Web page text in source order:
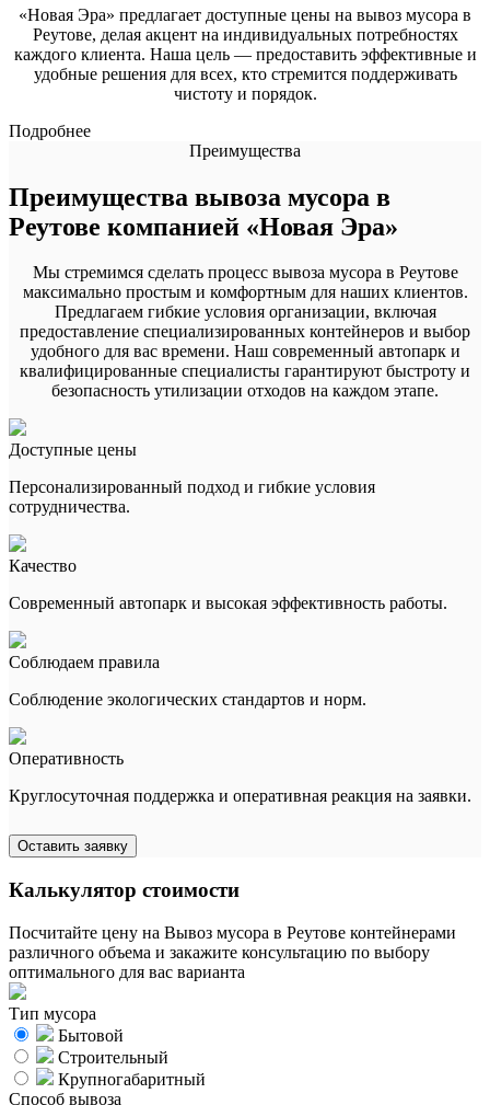
«Новая Эра» предлагает доступные цены на вывоз мусора в
Реутове, делая акцент на индивидуальных потребностях
каждого клиента. Наша цель — предоставить эффективные и
удобные решения для всех, кто стремится поддерживать
чистоту и порядок.
Подробнее
Преимущества
Преимущества вывоза мусора в
Реутове компанией «Новая Эра»
Мы стремимся сделать процесс вывоза мусора в Реутове
максимально простым и комфортным для наших клиентов.
Предлагаем гибкие условия организации, включая
предоставление специализированных контейнеров и выбор
удобного для вас времени. Наш современный автопарк и
квалифицированные специалисты гарантируют быстроту и
безопасность утилизации отходов на каждом этапе.
Доступные цены
Персонализированный подход и гибкие условия
сотрудничества.
Качество
Современный автопарк и высокая эффективность работы.
Соблюдаем правила
Соблюдение экологических стандартов и норм.
Оперативность
Круглосуточная поддержка и оперативная реакция на заявки.
Оставить заявку
Калькулятор стоимости
Посчитайте цену на Вывоз мусора в Реутове контейнерами
различного объема и закажите консультацию по выбору
оптимального для вас варианта
Тип мусора
Бытовой
Строительный
Крупногабаритный
Способ вывоза